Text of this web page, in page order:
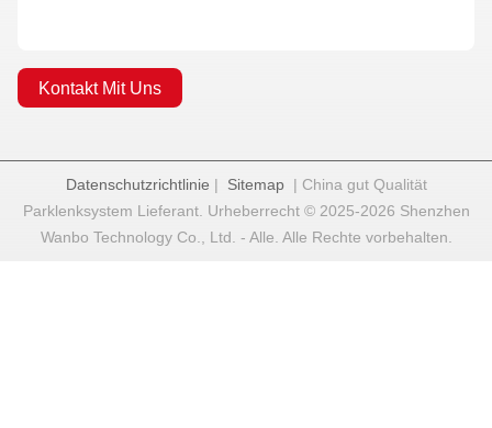
Kontakt Mit Uns
Datenschutzrichtlinie | Sitemap| China gut Qualität
Parklenksystem Lieferant. Urheberrecht © 2025-2026 Shenzhen
Wanbo Technology Co., Ltd. - Alle. Alle Rechte vorbehalten.